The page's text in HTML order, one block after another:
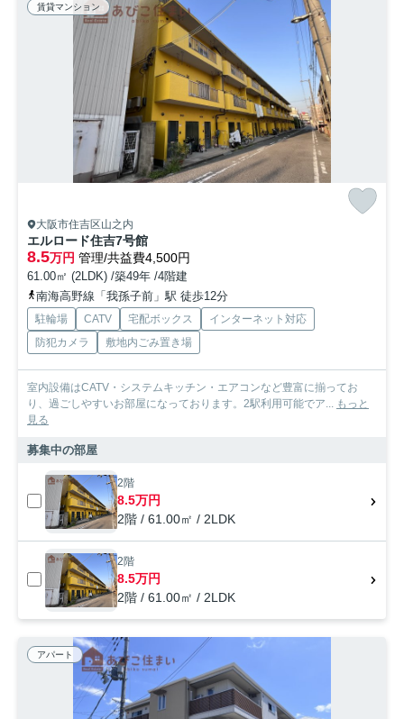
賃貸マンション
大阪市住吉区山之内
エルロード住吉7号館
8.5万円 管理/共益費4,500円
61.00㎡ (2LDK) /築49年 /4階建
南海高野線「我孫子前」駅 徒歩12分
駐輪場 CATV 宅配ボックス
インターネット対応
防犯カメラ
敷地内ごみ置き場
室内設備はCATV・システムキッチン・エアコンなど豊富に揃ってお
り、過ごしやすいお部屋になっております。2駅利用可能でア... もっと
見る
募集中の部屋
2階
8.5万円
2階 / 61.00㎡ / 2LDK
2階
8.5万円
2階 / 61.00㎡ / 2LDK
アパート